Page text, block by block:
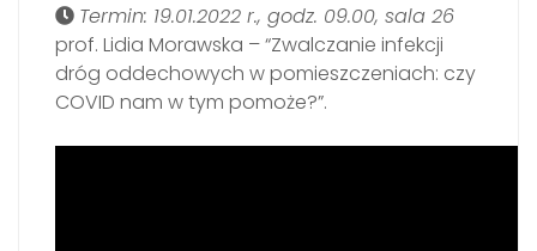
Termin: 19.01.2022 r., godz. 09.00, sala 26
prof. Lidia Morawska – “Zwalczanie infekcji
dróg oddechowych w pomieszczeniach: czy
COVID nam w tym pomoże?”.